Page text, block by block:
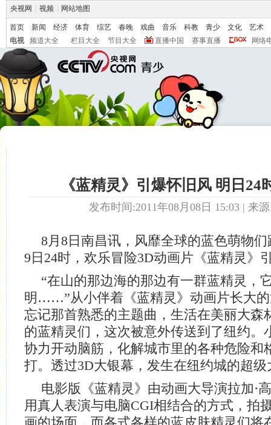
央视网 视频 网站地图
首页 新闻 经济 体育 综艺 春晚 戏曲 音乐 科教 青少 文化
艺术
电视
频道大全 栏目大全 节目大全 直播中国 赛事直播 网络
《蓝精灵》引爆怀旧风 明日24
发布时间:2011年08月08日 15:03 | 来
8月8日南昌讯，风靡全球的蓝色萌物
9日24时，欢乐冒险3D动画片《蓝精灵》
“在山的那边海的那边有一群蓝精灵，
明……”从小伴着《蓝精灵》动画片长大
忘记那首熟悉的主题曲，生活在美丽大森
的蓝精灵们，这次被意外传送到了纽约。
协力开动脑筋，化解城市里的各种危险和
打。透过3D大银幕，发生在纽约城的超
电影版《蓝精灵》由动画大导演拉加·
用真人表演与电脑CGI相结合的方式，拍